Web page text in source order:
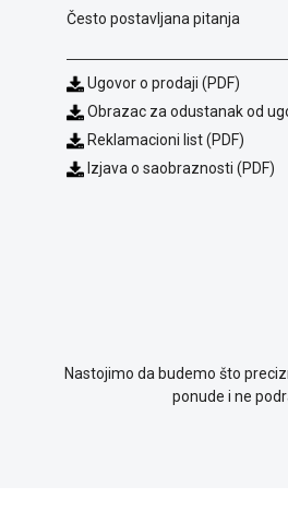
Često postavljana pitanja
Ugovor o prodaji (PDF)
Obrazac za odustanak od
Reklamacioni list (PDF)
Izjava o saobraznosti (PDF)
Nastojimo da budemo što
ponude i ne